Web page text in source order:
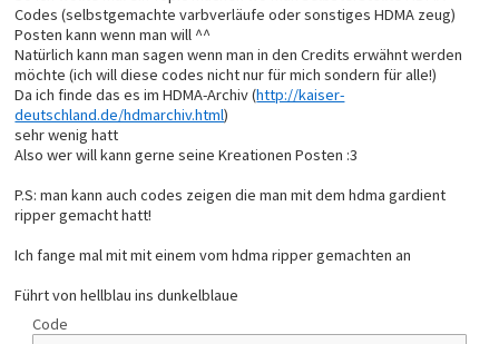
Codes (selbstgemachte varbverläufe oder sonstiges HDMA zeug)
Posten kann wenn man will ^^
Natürlich kann man sagen wenn man in den Credits erwähnt werden
möchte (ich will diese codes nicht nur für mich sondern für alle!)
Da ich finde das es im HDMA-Archiv (http://kaiser-
deutschland.de/hdmarchiv.html)
sehr wenig hatt
Also wer will kann gerne seine Kreationen Posten :3
P.S: man kann auch codes zeigen die man mit dem hdma gardient
ripper gemacht hatt!
Ich fange mal mit mit einem vom hdma ripper gemachten an
Führt von hellblau ins dunkelblaue
Code